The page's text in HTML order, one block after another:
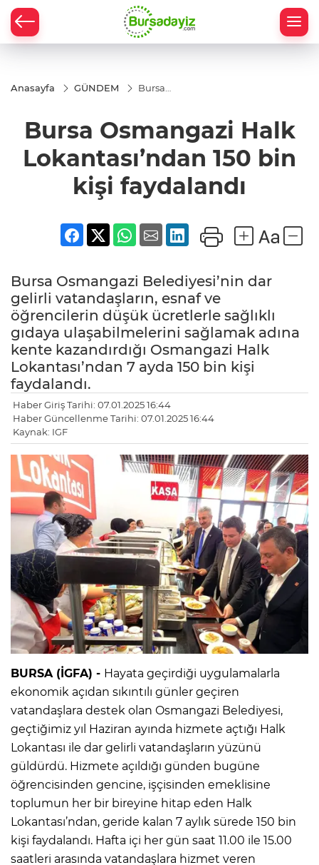
Anasayfa GÜNDEM
Bursa
150 bin kişi
faydalandı
Bursa Osmangazi Halk
Lokantası’ndan 150 bin
kişi faydalandı
Bursa Osmangazi Belediyesi’nin dar
gelirli vatandaşların, esnaf ve
öğrencilerin düşük ücretlerle sağlıklı
gıdaya ulaşabilmelerini sağlamak adına
kente kazandırdığı Osmangazi Halk
Lokantası’ndan 7 ayda 150 bin kişi
faydalandı.
Haber Giriş Tarihi: 07.01.2025 16:44
Haber Güncellenme Tarihi: 07.01.2025 16:44
Kaynak: IGF
BURSA (İGFA) - Hayata geçirdiği uygulamalarla
ekonomik açıdan sıkıntılı günler geçiren
vatandaşlara destek olan Osmangazi Belediyesi,
geçtiğimiz yıl Haziran ayında hizmete açtığı Halk
Lokantası ile dar gelirli vatandaşların yüzünü
güldürdü. Hizmete açıldığı günden bugüne
öğrencisinden gencine, işçisinden emeklisine
toplumun her bir bireyine hitap eden Halk
Lokantası’ndan, geride kalan 7 aylık sürede 150 bin
kişi faydalandı. Hafta içi her gün saat 11.00 ile 15.00
saatleri arasında vatandaşlara hizmet veren